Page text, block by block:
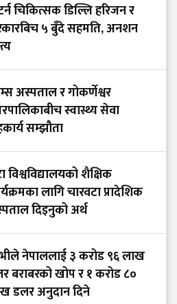
चिकित्सक डिल्लि हरिजन र
५ बुँदे सहमति, अनशन
अस्पताल र गोकर्णेश्वर
स्वास्थ्य सेवा
सम्झौता
विश्वविद्यालयको शैक्षिक
लागि चारवटा प्रादेशिक
दिइनुको अर्थ
नेपाललाई ३ करोड ९६ लाख
बराबरको खोप र १ करोड ८०
डलर अनुदान दिने